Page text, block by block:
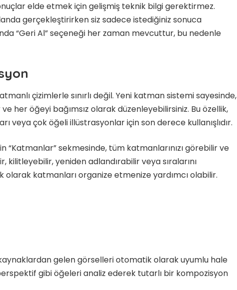
elde etmek için gelişmiş teknik bilgi gerektirmez.
gerçekleştirirken siz sadece istediğiniz sonuca
“Geri Al” seçeneği her zaman mevcuttur, bu nedenle
çizimlerle sınırlı değil. Yeni katman sistemi sayesinde,
her öğeyi bağımsız olarak düzenleyebilirsiniz. Bu özellik,
veya çok öğeli illüstrasyonlar için son derece kullanışlıdır.
“Katmanlar” sekmesinde, tüm katmanlarınızı görebilir ve
kilitleyebilir, yeniden adlandırabilir veya sıralarını
katmanları organize etmenize yardımcı olabilir.
gelen görselleri otomatik olarak uyumlu hale
gibi öğeleri analiz ederek tutarlı bir kompozisyon